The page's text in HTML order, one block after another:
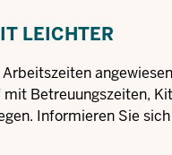
LEICHTER
Betreuungszeiten,
Informieren Sie